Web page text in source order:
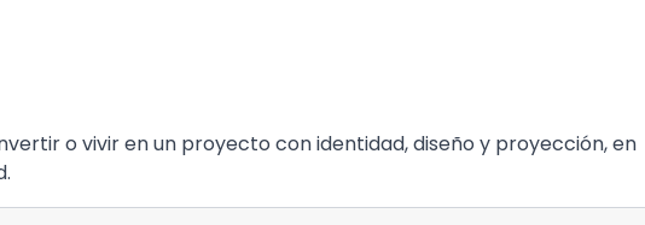
o vivir en un proyecto con identidad, diseño y proyección, en